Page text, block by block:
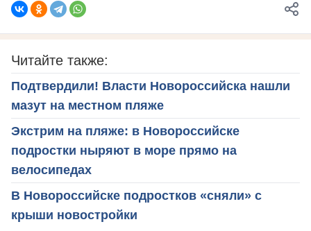
Читайте также:
Подтвердили! Власти Новороссийска нашли
мазут на местном пляже
Экстрим на пляже: в Новороссийске
подростки ныряют в море прямо на
велосипедах
В Новороссийске подростков «сняли» с
крыши новостройки